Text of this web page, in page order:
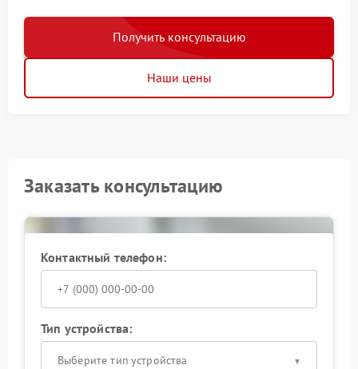
Получить консультацию
Наши цены
Заказать консультацию
Контактный телефон:
Тип устройства:
Выберите тип устройства